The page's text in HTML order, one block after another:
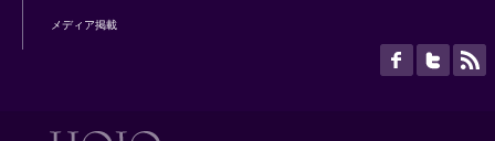
メディア掲載